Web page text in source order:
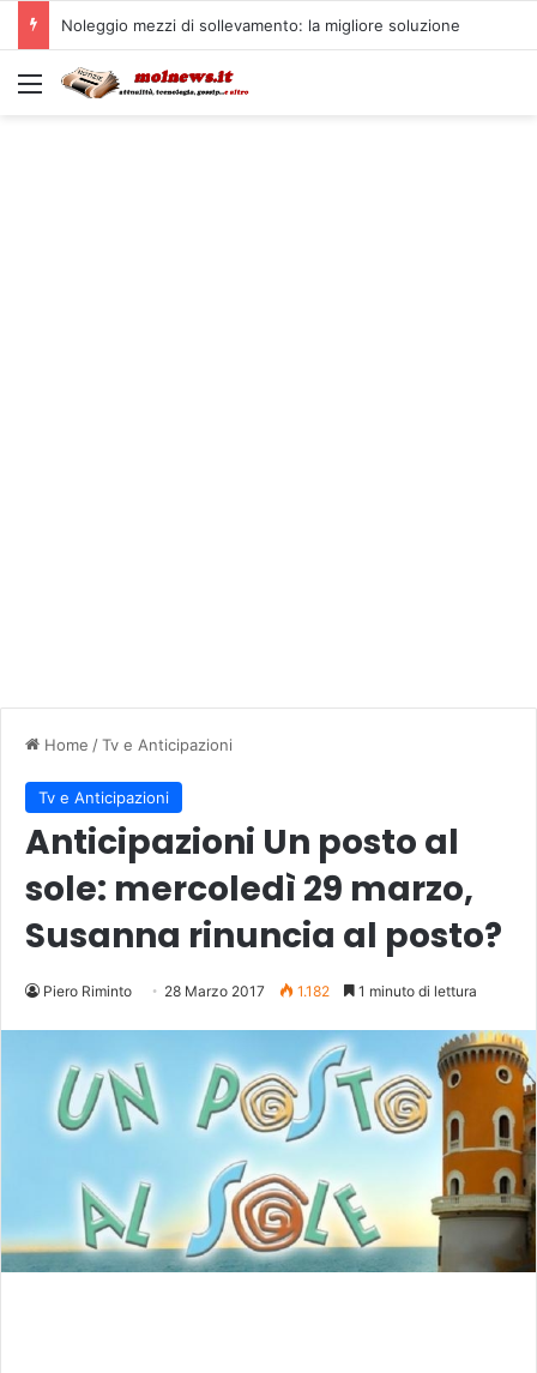
Noleggio mezzi di sollevamento: la migliore soluzione
Menu
Home /Tv e Anticipazioni
Tv e Anticipazioni
Anticipazioni Un posto al
sole: mercoledì 29 marzo,
Susanna rinuncia al posto?
Piero Riminto 28 Marzo 2017 1.182 1 minuto di lettura